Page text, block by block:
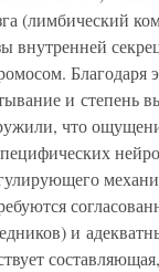
(лимбический
внутренней
Благодаря
и степень
что
и
составляющая,